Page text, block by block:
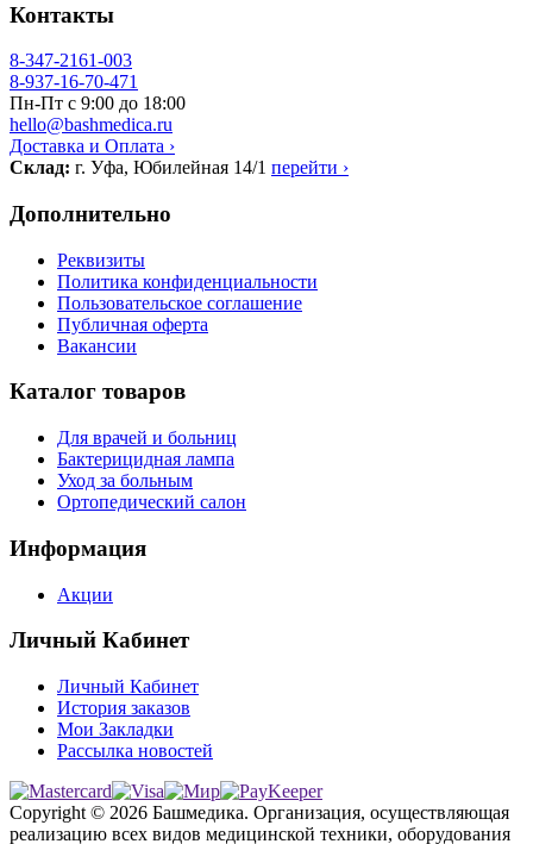
Контакты
8-347-2161-003
8-937-16-70-471
Пн-Пт с 9:00 до 18:00
hello@bashmedica.ru
Доставка и Оплата ›
Склад: г. Уфа, Юбилейная 14/1 перейти ›
Дополнительно
Реквизиты
Политика конфиденциальности
Пользовательское соглашение
Публичная оферта
Вакансии
Каталог товаров
Для врачей и больниц
Бактерицидная лампа
Уход за больным
Ортопедический салон
Информация
Акции
Личный Кабинет
Личный Кабинет
История заказов
Мои Закладки
Рассылка новостей
Copyright © 2026 Башмедика. Организация, осуществляющая
реализацию всех видов медицинской техники, оборудования